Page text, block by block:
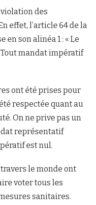
des
effet, l’article 64 de la
son alinéa 1 : « Le
mandat impératif
ont été prises pour
respectée quant au
On ne prive pas un
représentatif
est nul.
le monde ont
voter tous les
sanitaires.